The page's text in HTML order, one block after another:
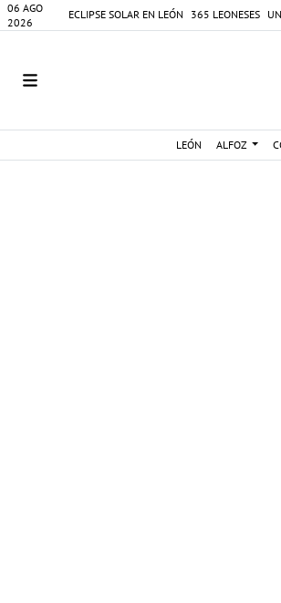
06 AGO
2026
ECLIPSE SOLAR EN LEÓN 365 LEONESES
LEÓN ALFOZ